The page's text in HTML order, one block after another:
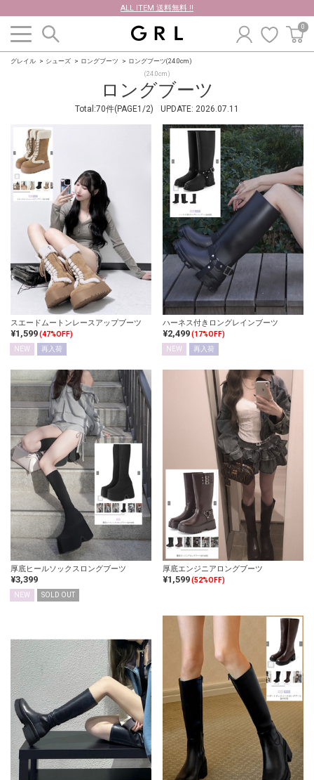
ALL ITEM 送料無料 !!
0
グレイル シューズ ロングブーツ ロングブーツ(24.0cm)
ロングブーツ
(24.0cm)
Total:70件(PAGE1/2) UPDATE: 2026.07.11
スエードムートンレースアップブーツ
¥1,599(47%OFF)
NEW
再入荷
ハーネス付きロングレインブーツ
¥2,499(17%OFF)
NEW
再入荷
厚底ヒールソックスロングブーツ
¥3,399
NEW SOLD OUT
厚底エンジニアロングブーツ
¥1,599(52%OFF)